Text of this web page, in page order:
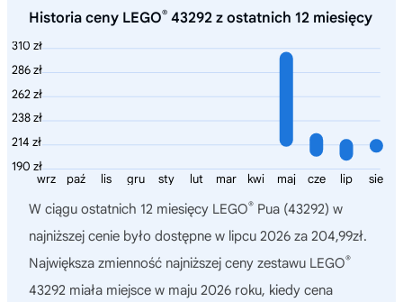
Historia ceny LEGO® 43292 z ostatnich 12 miesięcy
310 zł
286 zł
262 zł
238 zł
214 zł
190 zł
sie
lip
cze
maj
kwi
mar
lut
sty
gru
lis
paź
wrz
W ciągu ostatnich 12 miesięcy LEGO® Pua (43292) w
najniższej cenie było dostępne w lipcu 2026 za 204,99zł.
Największa zmienność najniższej ceny zestawu LEGO®
43292 miała miejsce w maju 2026 roku, kiedy cena